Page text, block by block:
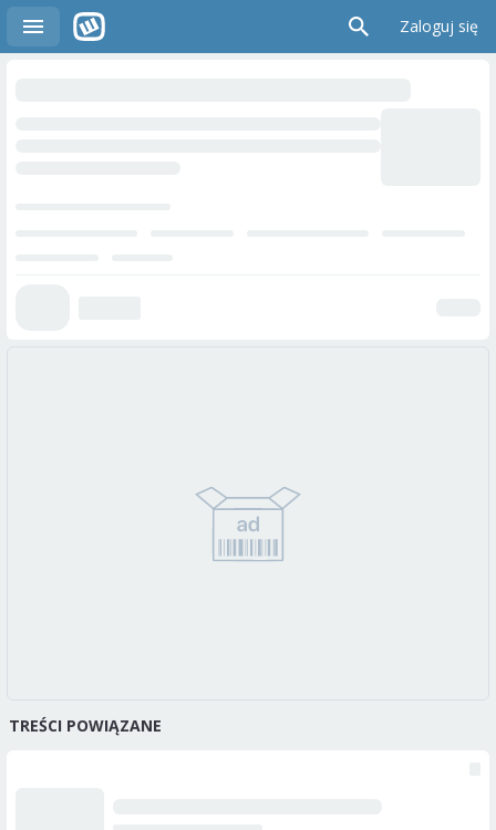
Zaloguj się
TREŚCI POWIĄZANE